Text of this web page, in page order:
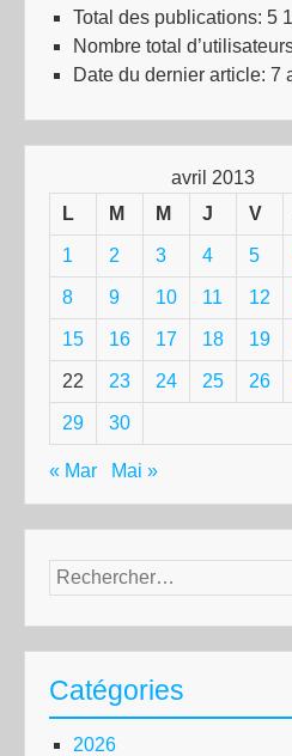
Total des publications: 5
Nombre total
Date du dernier article: 7
avril 2013
L
M M J V
1 2 3 4 5
8 9 10 11 12
15 16 17 18 19
22 23 24 25 26
29 30
« Mar Mai »
Rechercher :
Catégories
2026